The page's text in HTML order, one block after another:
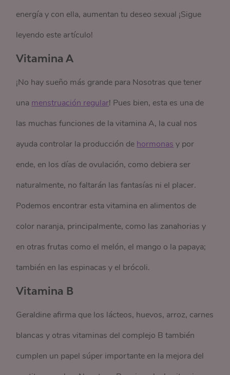
energía y con ella, aumentan tu deseo sexual ¡Sigue
leyendo este artículo!
Vitamina A
¡No hay sueño más grande para Nosotras que tener
una menstruación regular! Pues bien, esta es una de
las muchas funciones de la vitamina A, la cual nos
ayuda controlar la producción de hormonas y por
ende, en los días de ovulación, como debiera ser
naturalmente, no faltarán las fantasías ni el placer.
Podemos encontrar esta vitamina en alimentos de
color naranja, principalmente, como las zanahorias y
en otras frutas como el melón, el mango o la papaya;
también en las espinacas y el brócoli.
Vitamina B
Geraldine afirma que los lácteos, huevos, arroz, carnes
blancas y otras vitaminas del complejo B también
cumplen un papel súper importante en la mejora del